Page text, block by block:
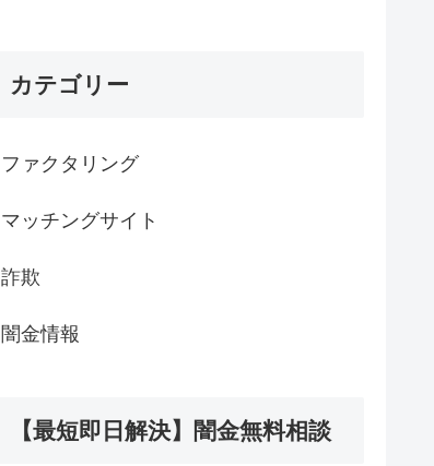
カテゴリー
ファクタリング
マッチングサイト
詐欺
闇金情報
【最短即日解決】闇金無料相談